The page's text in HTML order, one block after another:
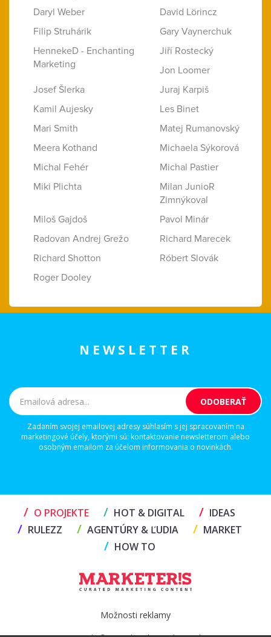
Daryl Weber
David Lörincz
Filip Struhárik
Gary Vaynerchuk
HennekeD - Enchanting
Marketing
Jiří Rostecký
Jon Loomer
Josef Šlerka
Juraj Karpiš
Kamil Aujesky
Les Binet
Mari Smith
Matej Rumanovský
Meera Kothand
Michaela Sýkorová
Michal Fehér
Michal Pastier
Miki Plichta
Milan JunioR
Zimnýkoval
Miloš Gajdoš
Pavol Minár
Radovan Andrej Grežo
Richard Marecek
Richard Shotton
Róbert Slovák
Roger Dooley
NEWSLETTER
Zadaním svojej emailovej adresy súhlasím s jej spracovaním na
marketingové účely, ktorými sú: kontaktovanie newsletterom alebo
osobným emailom za účelom informovania o novinkách.
/ O PROJEKTE / HOT & DIGITAL / IDEAS
/ RULEZZ / AGENTÚRY & ĽUDIA / MARKET
/ HOW TO
Možnosti reklamy